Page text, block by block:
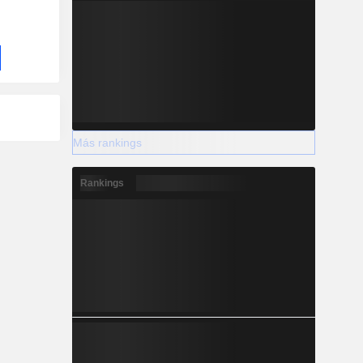
Más rankings
Rankings